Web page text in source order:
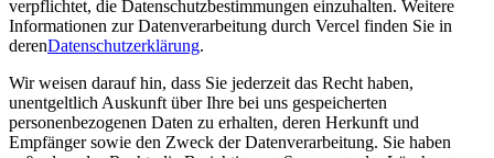
verpflichtet, die Datenschutzbestimmungen einzuhalten. Weitere
Informationen zur Datenverarbeitung durch Vercel finden Sie in
derenDatenschutzerklärung.
Wir weisen darauf hin, dass Sie jederzeit das Recht haben,
unentgeltlich Auskunft über Ihre bei uns gespeicherten
personenbezogenen Daten zu erhalten, deren Herkunft und
Empfänger sowie den Zweck der Datenverarbeitung. Sie haben